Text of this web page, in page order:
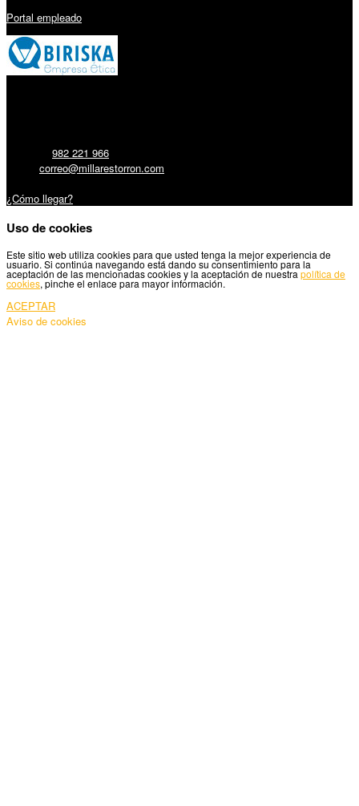
Portal empleado
982 221 966
correo@millarestorron.com
¿Cómo llegar?
Uso de cookies
Este sitio web utiliza cookies para que usted tenga la mejor experiencia de
usuario. Si continúa navegando está dando su consentimiento para la
aceptación de las mencionadas cookies y la aceptación de nuestra política de
cookies, pinche el enlace para mayor información.
ACEPTAR
Aviso de cookies